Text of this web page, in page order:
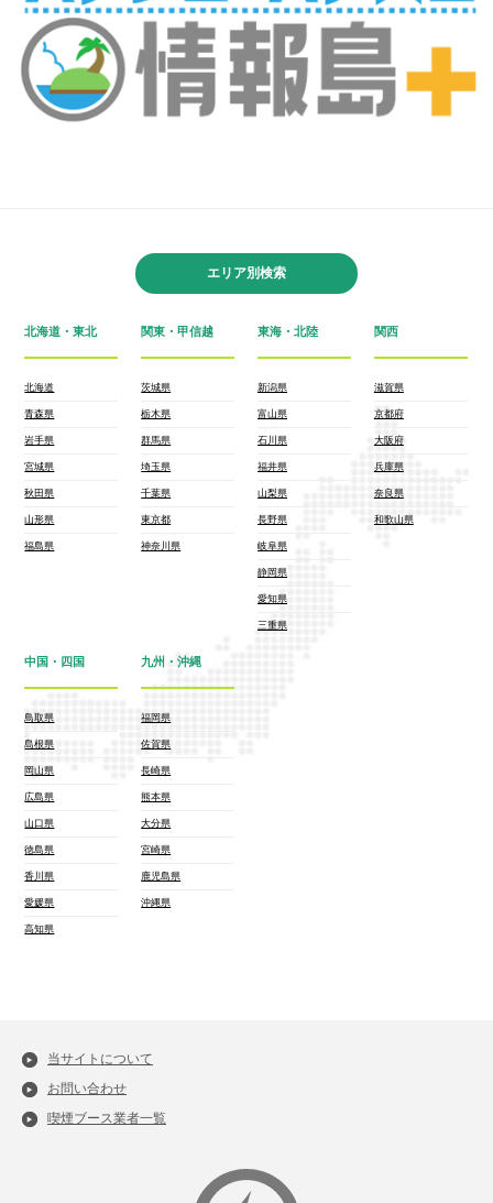
エリア別検索
北海道・東北
北海道
青森県
岩手県
宮城県
秋田県
山形県
福島県
関東・甲信越
茨城県
栃木県
群馬県
埼玉県
千葉県
東京都
神奈川県
東海・北陸
新潟県
富山県
石川県
福井県
山梨県
長野県
岐阜県
静岡県
愛知県
三重県
関西
滋賀県
京都府
大阪府
兵庫県
奈良県
和歌山県
中国・四国
鳥取県
島根県
岡山県
広島県
山口県
徳島県
香川県
愛媛県
高知県
九州・沖縄
福岡県
佐賀県
長崎県
熊本県
大分県
宮崎県
鹿児島県
沖縄県
当サイトについて
お問い合わせ
喫煙ブース業者一覧